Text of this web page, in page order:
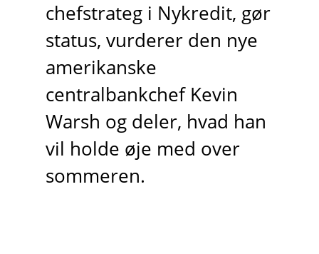
chefstrateg i Nykredit, gør
status, vurderer den nye
amerikanske
centralbankchef Kevin
Warsh og deler, hvad han
vil holde øje med over
sommeren.